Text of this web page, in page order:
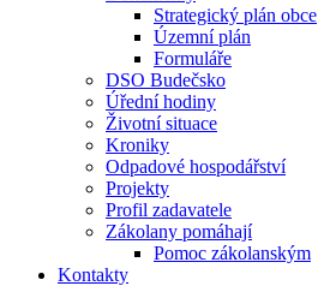
Strategický plán obce
Územní plán
Formuláře
DSO Budečsko
Úřední hodiny
Životní situace
Kroniky
Odpadové hospodářství
Projekty
Profil zadavatele
Zákolany pomáhají
Pomoc zákolanským
Kontakty